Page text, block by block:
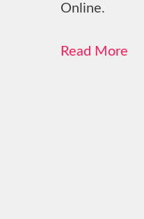
Online.
Read More